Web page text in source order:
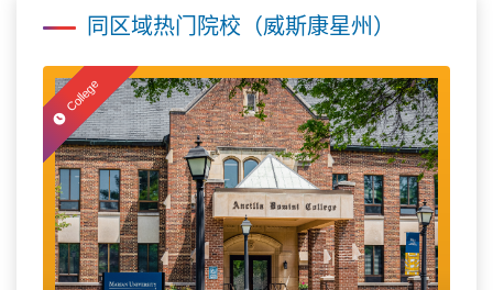
同区域热门院校（威斯康星州）
College